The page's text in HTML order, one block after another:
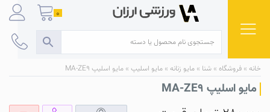
content
0
خانه » فروشگاه » شنا » مایو زنانه » مایو اسلیپ » مایو اسلیپ MA-ZE9
مایو اسلیپ MA-ZE9